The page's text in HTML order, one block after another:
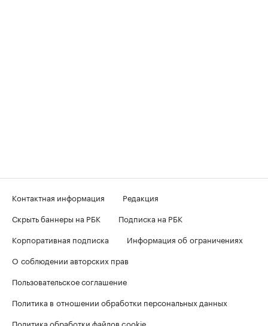
Контактная информация
Редакция
Скрыть баннеры на РБК
Подписка на РБК
Корпоративная подписка
Информация об ограничениях
О соблюдении авторских прав
Пользовательское соглашение
Политика в отношении обработки персональных данных
Политика обработки файлов cookie